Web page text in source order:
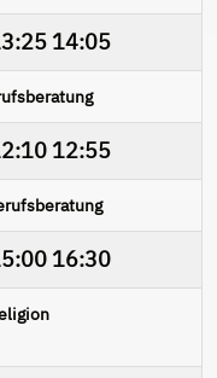
14:05
12:55
16:30